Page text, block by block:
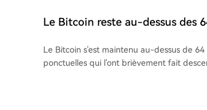
Le Bitcoin reste au-dessus des
Le Bitcoin s'est maintenu au-dessus de
ponctuelles qui l'ont brièvement fait